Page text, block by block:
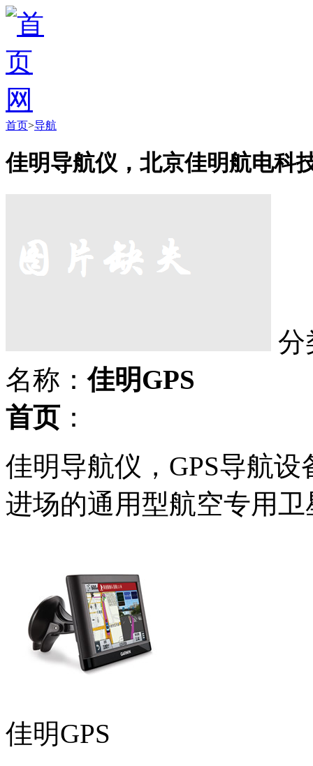
首页>导航
佳明导航仪，北京佳明航电科
分
名称：佳明GPS
首页 ：
佳明导航仪，GPS导航
进场的通用型航空专用
佳明GPS